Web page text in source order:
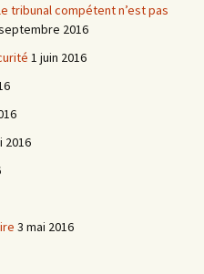
tribunal compétent n’est pas
2016
1 juin 2016
2016
3 mai 2016